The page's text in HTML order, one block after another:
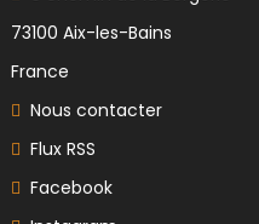
73100 Aix-les-Bains
France
Nous contacter
Flux RSS
Facebook